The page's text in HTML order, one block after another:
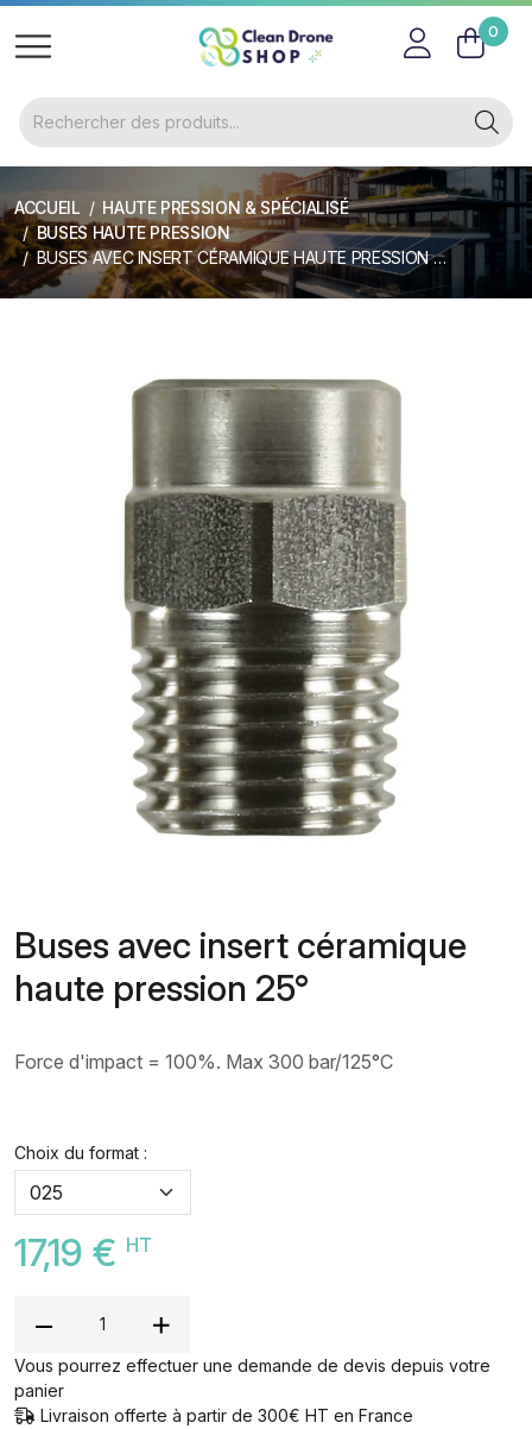
0
ACCUEIL
HAUTE PRESSION & SPÉCIALISÉ
BUSES HAUTE PRESSION
BUSES AVEC INSERT CÉRAMIQUE HAUTE PRESSION 25°
Buses avec insert céramique
haute pression 25°
Force d'impact = 100%. Max 300 bar/125°C
Choix du format :
17,19 € HT
Vous pourrez effectuer une demande de devis depuis votre
panier
Livraison offerte à partir de 300€ HT en France